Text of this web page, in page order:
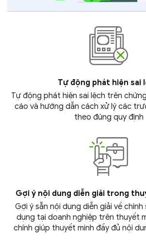
Tự động phát hiện sai
Tự động phát hiện sai lệch trên
cáo và hướng dẫn cách xử lý các
theo đúng quy định
Gợi ý nội dung diễn giải trong
Gợi ý sẵn nội dung diễn giải về
dụng tại doanh nghiệp trên thuyết
chính giúp thuyết minh đầy đủ nội